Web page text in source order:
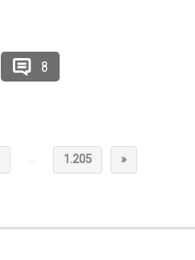
8
… 1.205 »